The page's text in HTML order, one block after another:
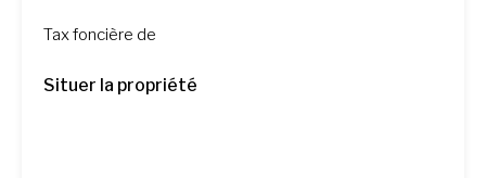
Tax foncière de
Situer la propriété